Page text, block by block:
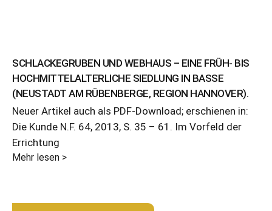
SCHLACKEGRUBEN UND WEBHAUS – EINE FRÜH- BIS
HOCHMITTELALTERLICHE SIEDLUNG IN BASSE
(NEUSTADT AM RÜBENBERGE, REGION HANNOVER).
Neuer Artikel auch als PDF-Download; erschienen in:
Die Kunde N.F. 64, 2013, S. 35 – 61. Im Vorfeld der
Errichtung
Mehr lesen >